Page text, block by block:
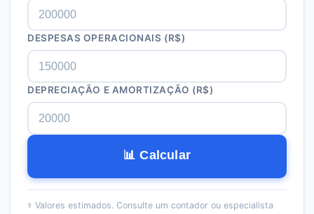
DESPESAS OPERACIONAIS (R$)
DEPRECIAÇÃO E AMORTIZAÇÃO (R$)
📊 Calcular
⚕️ Valores estimados. Consulte um contador ou especialista